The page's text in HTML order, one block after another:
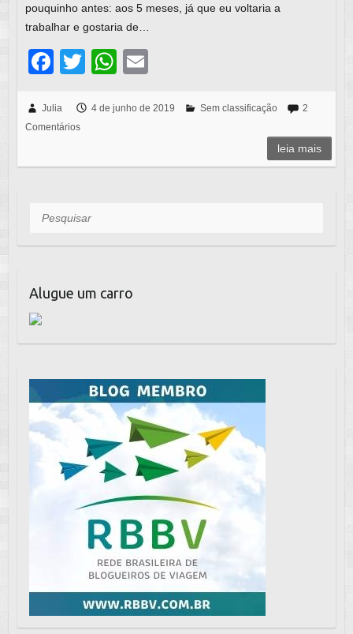
pouquinho antes: aos 5 meses, já que eu voltaria a
trabalhar e gostaria de…
F
c
e
b
o
k
T
tt
W
at
A
ail
Julia 4 de junho de 2019 Sem classificação
2
Comentários
leia mais
Pesquisar
Alugue um carro